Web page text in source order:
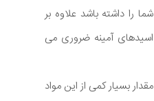
را داشته باشد علاوه بر
آمینه ضروری می
بسیار کمی از این مواد